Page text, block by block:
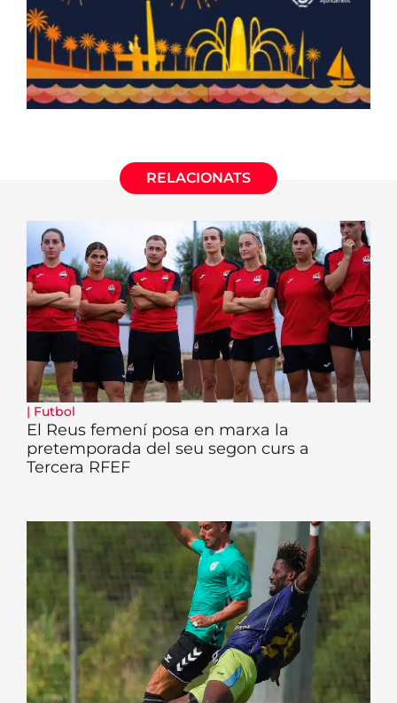
RELACIONATS
| Futbol
El Reus femení posa en marxa la
pretemporada del seu segon curs a
Tercera RFEF